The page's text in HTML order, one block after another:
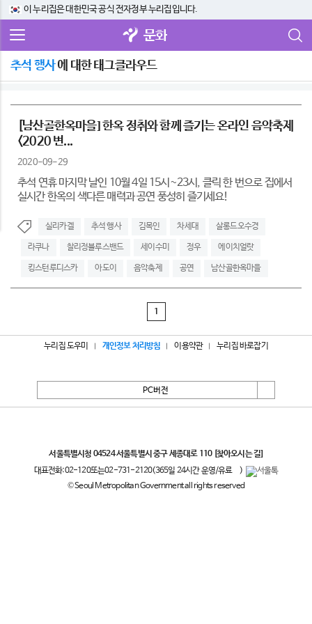
이 누리집은 대한민국 공식 전자정부 누리집입니다.
문화
추석 행사에 대한 태그클라우드
[남산골한옥마을] 한옥 정취와 함께 즐기는 온라인 음악축제
<2020 변...
2020-09-29
추석 연휴 마지막 날인 10월 4일 15시~23시, 클릭 한 번으로 집에서
실시간 한옥의 색다른 매력과 공연 풍성히 즐기세요!
실리카겔 추석 행사 김목인 차세대 살롱드오수경
라쿠나 찰리정블루스밴드 세이수미 정우 에이치얼랏
킹스턴루디스카 아도이 음악축제 공연 남산골한옥마을
1
누리집 도우미 개인정보 처리방침 이용약관 누리집 바로잡기
PC버전
서울특별시청 04524 서울특별시 중구 세종대로 110 [찾아오시는 길]
대표전화:02-120또는02-731-2120(365일 24시간 운영/유료
)
© Seoul Metropolitan Government all rights reserved